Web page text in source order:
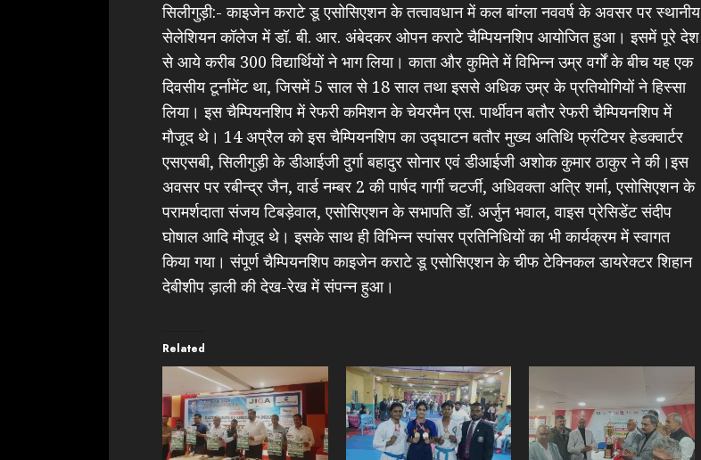
सिलीगुड़ी:- काइजेन कराटे डू एसोसिएशन के तत्वावधान में कल बांग्ला नववर्ष के अवसर पर स्थानीय
सेलेशियन कॉलेज में डॉ. बी. आर. अंबेदकर ओपन कराटे चैम्पियनशिप आयोजित हुआ। इसमें पूरे देश
से आये करीब 300 विद्यार्थियों ने भाग लिया। काता और कुमिते में विभिन्न उम्र वर्गों के बीच यह एक
दिवसीय टूर्नामेंट था, जिसमें 5 साल से 18 साल तथा इससे अधिक उम्र के प्रतियोगियों ने हिस्सा
लिया। इस चैम्पियनशिप में रेफरी कमिशन के चेयरमैन एस. पार्थीवन बतौर रेफरी चैम्पियनशिप में
मौजूद थे। 14 अप्रैल को इस चैम्पियनशिप का उ‌द्घाटन बतौर मुख्य अतिथि फ्रंटियर हेडक्वार्टर
एसएसबी, सिलीगुड़ी के डीआईजी दुर्गा बहादुर सोनार एवं डीआईजी अशोक कुमार ठाकुर ने की।इस
अवसर पर रबीन्द्र जैन, वार्ड नम्बर 2 की पार्षद गार्गी चटर्जी, अधिवक्ता अत्रि शर्मा, एसोसिएशन के
परामर्शदाता संजय टिबड़ेवाल, एसोसिएशन के सभापति डॉ. अर्जुन भवाल, वाइस प्रेसिडेंट संदीप
घोषाल आदि मौजूद थे। इसके साथ ही विभिन्न स्पांसर प्रतिनिधियों का भी कार्यक्रम में स्वागत
किया गया। संपूर्ण चैम्पियनशिप काइजेन कराटे डू एसोसिएशन के चीफ टेक्निकल डायरेक्टर शिहान
देबीशीप ड़ाली की देख-रेख में संपन्न हुआ।
Related